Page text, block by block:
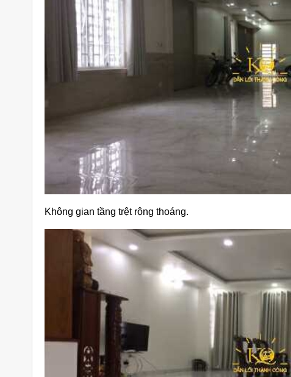
Không gian tầng trệt rộng thoáng.